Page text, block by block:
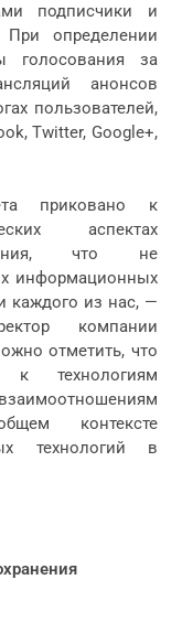
подписчики и
При определении
голосования за
анонсов
пользователей,
Twitter, Google+,
приковано к
аспектах
что не
информационных
каждого из нас, —
компании
отметить, что
к технологиям
контексте
технологий в